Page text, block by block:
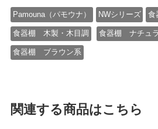
Pamouna（パモウナ） NWシリーズ 食
食器棚 木製・木目調 食器棚 ナチュ
食器棚 ブラウン系
関連する商品はこちら